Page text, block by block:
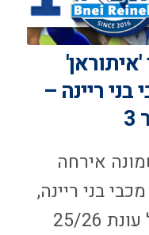
ריינה –
אירחה
את מכבי בני ריינה,
במסגרת המחזור ה-3 של עונת 25/26